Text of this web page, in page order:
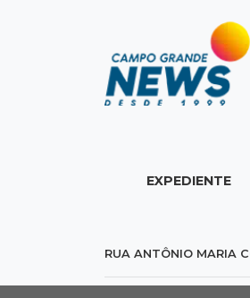
EXPEDIENTE
RUA ANTÔNIO MARIA